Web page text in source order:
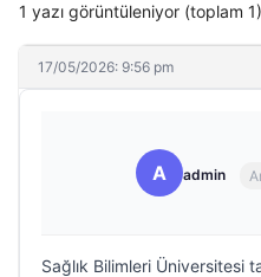
1 yazı görüntüleniyor (toplam 1)
17/05/2026: 9:56 pm
A admin
Sağlık Bilimleri Üniversitesi